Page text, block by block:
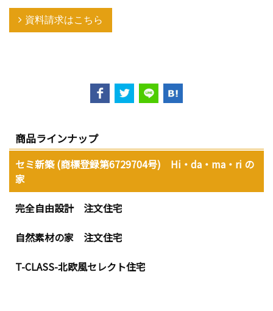
資料請求はこちら
商品ラインナップ
セミ新築 (商標登録第6729704号) Hi・da・ma・ri の
家
完全自由設計 注文住宅
自然素材の家 注文住宅
T-CLASS-北欧風セレクト住宅